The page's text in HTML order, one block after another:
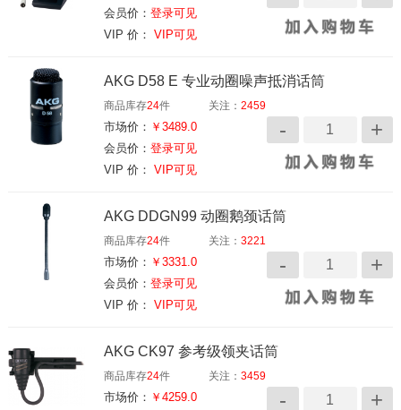
会员价：登录可见
VIP 价： VIP可见
AKG D58 E 专业动圈噪声抵消话筒
商品库存24件 关注：2459
市场价： ￥3489.0
会员价：登录可见
VIP 价： VIP可见
AKG DDGN99 动圈鹅颈话筒
商品库存24件 关注：3221
市场价： ￥3331.0
会员价：登录可见
VIP 价： VIP可见
AKG CK97 参考级领夹话筒
商品库存24件 关注：3459
市场价： ￥4259.0